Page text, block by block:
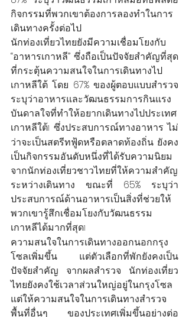
กิจกรรมที่พวกเขาต้องการลองทำในการ
เดินทางครั้งต่อไป
นักท่องเที่ยวไทยยังมีความเชื่อมโยงกับ
“อาหารเกาหลี” ซึ่งถือเป็นปัจจัยสำคัญที่สุด
ที่กระตุ้นความสนใจในการเดินทางไป
เกาหลีใต้ โดย 67% ของผู้ตอบแบบสำรวจ
ระบุว่าอาหารและวัฒนธรรมการกินแรง
บันดาลใจที่ทำให้อยากเดินทางไปประเทศ
เกาหลีใต้1 ซึ่งประสบการณ์ทางอาหาร ไม่
ว่าจะเป็นสตรีทฟู้ดหรือตลาดท้องถิ่น ยังคง
เป็นกิจกรรมอันดับหนึ่งที่ได้รับความนิยม
จากนักท่องเที่ยวชาวไทยที่ให้ความสำคัญ
ระหว่างเดินทาง ขณะที่ 65% ระบุว่า
ประสบการณ์ด้านอาหารเป็นสิ่งที่ช่วยให้
พวกเขารู้สึกเชื่อมโยงกับวัฒนธรรม
เกาหลีได้มากที่สุด1
ความสนใจในการเดินทางออกนอกกรุง
โซลเพิ่มขึ้น แต่ตัวเลือกที่พักยังคงเป็น
ปัจจัยสำคัญ จากผลสำรวจ นักท่องเที่ยว
ไทยยังคงใช้เวลาส่วนใหญ่อยู่ในกรุงโซล
แต่ให้ความสนใจในการเดินทางสำรวจ
พื้นที่อื่นๆ ของประเทศเพิ่มขึ้นอย่างต่อ